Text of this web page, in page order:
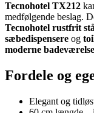
Tecnohotel TX212
medfølgende beslag.
Tecnohotel rustfrit
sæbedispensere og
moderne
Fordele og
Elegant og